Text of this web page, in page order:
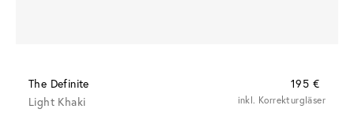
The Definite
195 €
Light Khaki
inkl. Korrekturgläser